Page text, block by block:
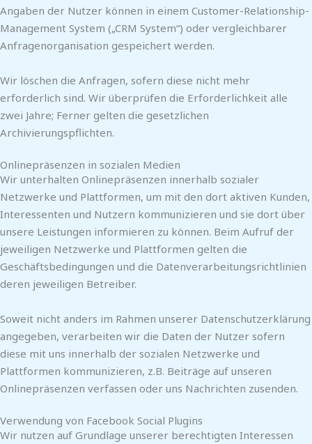
Angaben der Nutzer können in einem Customer-Relationship-
Management System („CRM System“) oder vergleichbarer
Anfragenorganisation gespeichert werden.
Wir löschen die Anfragen, sofern diese nicht mehr
erforderlich sind. Wir überprüfen die Erforderlichkeit alle
zwei Jahre; Ferner gelten die gesetzlichen
Archivierungspflichten.
Onlinepräsenzen in sozialen Medien
Wir unterhalten Onlinepräsenzen innerhalb sozialer
Netzwerke und Plattformen, um mit den dort aktiven Kunden,
Interessenten und Nutzern kommunizieren und sie dort über
unsere Leistungen informieren zu können. Beim Aufruf der
jeweiligen Netzwerke und Plattformen gelten die
Geschäftsbedingungen und die Datenverarbeitungsrichtlinien
deren jeweiligen Betreiber.
Soweit nicht anders im Rahmen unserer Datenschutzerklärung
angegeben, verarbeiten wir die Daten der Nutzer sofern
diese mit uns innerhalb der sozialen Netzwerke und
Plattformen kommunizieren, z.B. Beiträge auf unseren
Onlinepräsenzen verfassen oder uns Nachrichten zusenden.
Verwendung von Facebook Social Plugins
Wir nutzen auf Grundlage unserer berechtigten Interessen